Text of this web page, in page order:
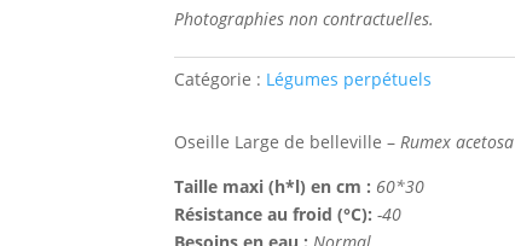
Photographies non contractuelles.
Catégorie : Légumes perpétuels
Oseille Large de belleville –Rumex acetosa
Taille maxi (h*l) en cm : 60*30
Résistance au froid (°C):-40